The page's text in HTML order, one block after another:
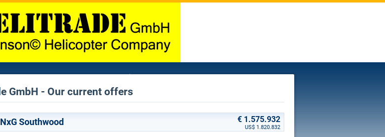
GmbH - Our current offers
Southwood € 1.575.932
US$ 1.820.832